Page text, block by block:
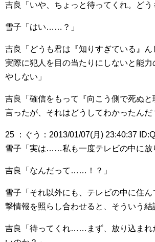
吉良「いや、ちょっと待ってくれ。どう
雪子「はい……？」
吉良「どうも君は『知りすぎている』
実際に犯人を目の当たりにしないと能力
やしない」
吉良「確信をもって『向こう側で死ぬと
言ったが、それはどうしてわかったんだ
25 ：ぐう：2013/01/07(月) 23:40:37
雪子「実は……私も一度テレビの中に放
吉良「なんだって……！？」
雪子「それ以外にも、テレビの中に住ん
撃情報を照らし合わせると、そういう結
吉良「待ってくれ……まず、放り込まれ